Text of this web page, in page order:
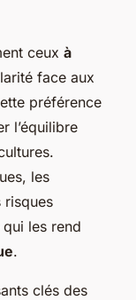
ceux à
face aux
préférence
l’équilibre
les
risques
les rend
.
clés des